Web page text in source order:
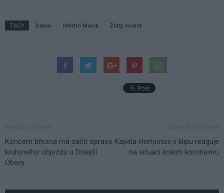
TAGY Dakar Martin Macík Zlatý volant
Koncem března má začít oprava
kruhového objezdu u Dolejší
Obory
Kapela Homonox v klipu reaguje
na situaci kolem koronaviru